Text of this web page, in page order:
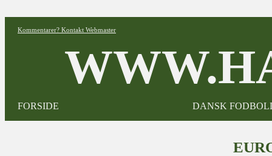
Kommentarer? Kontakt Webmaster
FORSIDE DANSK